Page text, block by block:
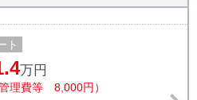
ト
万円
管理費等 8,000円）